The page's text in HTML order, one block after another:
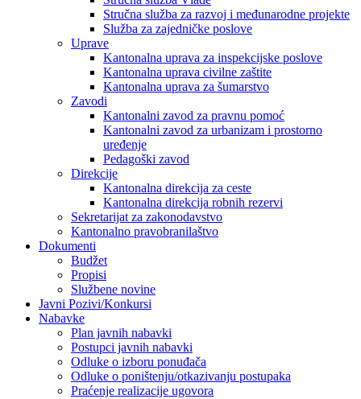
Stručna služba za razvoj i međunarodne projekte
Služba za zajedničke poslove
Uprave
Kantonalna uprava za inspekcijske poslove
Kantonalna uprava civilne zaštite
Kantonalna uprava za šumarstvo
Zavodi
Kantonalni zavod za pravnu pomoć
Kantonalni zavod za urbanizam i prostorno
uređenje
Pedagoški zavod
Direkcije
Kantonalna direkcija za ceste
Kantonalna direkcija robnih rezervi
Sekretarijat za zakonodavstvo
Kantonalno pravobranilaštvo
Dokumenti
Budžet
Propisi
Službene novine
Javni Pozivi/Konkursi
Nabavke
Plan javnih nabavki
Postupci javnih nabavki
Odluke o izboru ponuđača
Odluke o poništenju/otkazivanju postupaka
Praćenje realizacije ugovora